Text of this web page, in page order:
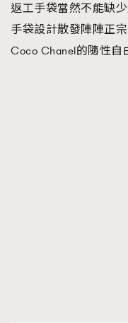
返工手袋當然不能缺
手袋設計散發陣陣正
Coco Chanel的隨性自